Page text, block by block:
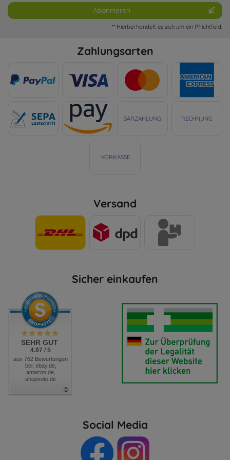
Abonnieren
** Hierbei handelt es sich um ein Pflichtfeld.
Zahlungsarten
BARZAHLUNG RECHNUNG
VORKASSE
Versand
Sicher einkaufen
SEHR GUT
4.97 / 5
aus 762 Bewertungen
bei: ebay.de,
amazon.de,
shopvote.de
Social Media